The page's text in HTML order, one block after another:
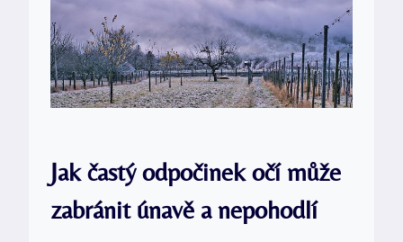
Jak častý odpočinek očí může
zabránit únavě a nepohodlí